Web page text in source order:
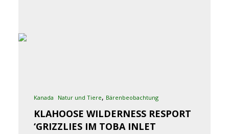
Kanada Natur und Tiere, Bärenbeobachtung
KLAHOOSE WILDERNESS RESPORT
‘GRIZZLIES IM TOBA INLET